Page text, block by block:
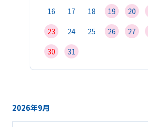
16
17 18 19 20
23
24 25 26 27
30
31
2026年9月